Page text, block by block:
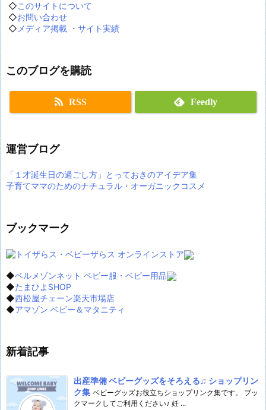
◇このサイトについて
◇お問い合わせ
◇メディア掲載 ・サイト実績
このブログを購読
RSS Feedly
運営ブログ
「１才誕生日の過ごし方」とっておきのアイデア集
子育てママのためのナチュラル・オーガニックコスメ
ブックマーク
◆ベルメゾンネット ベビー服・ベビー用品
◆たまひよSHOP
◆西松屋チェーン楽天市場店
◆アマゾン ベビー＆マタニティ
新着記事
出産準備 ベビーグッズをそろえる♫ ショップリン
ク集 ベビーグッズお役立ちショップリンク集です。 ブッ
クマークしてご利用ください♪ 妊 ...